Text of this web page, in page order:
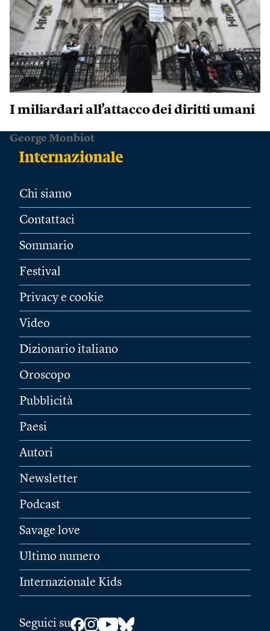
I miliardari all’attacco dei diritti umani
George Monbiot
Chi siamo
Contattaci
Sommario
Festival
Privacy e cookie
Video
Dizionario italiano
Oroscopo
Pubblicità
Paesi
Autori
Newsletter
Podcast
Savage love
Ultimo numero
Internazionale Kids
Seguici su